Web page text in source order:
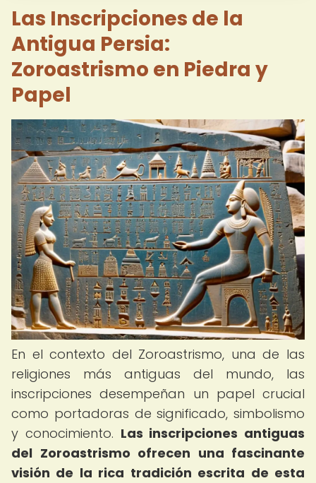
Las Inscripciones de la
Antigua Persia:
Zoroastrismo en Piedra y
Papel
En el contexto del Zoroastrismo, una de las
religiones más antiguas del mundo, las
inscripciones desempeñan un papel crucial
como portadoras de significado, simbolismo
y conocimiento. Las inscripciones antiguas
del Zoroastrismo ofrecen una fascinante
visión de la rica tradición escrita de esta